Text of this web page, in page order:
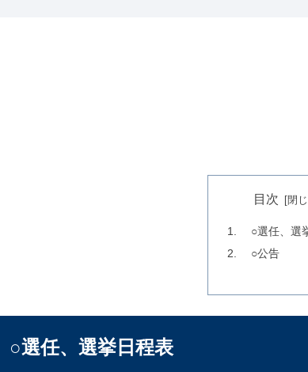
目次
○選任、選
○公告
○選任、選挙日程表